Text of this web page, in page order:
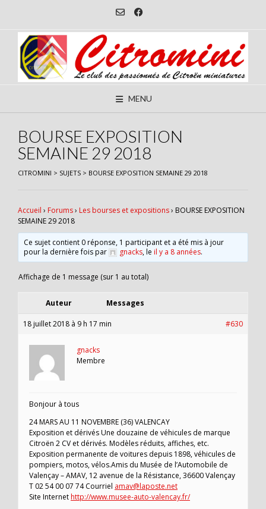
content
MENU
BOURSE EXPOSITION
SEMAINE 29 2018
CITROMINI > SUJETS > BOURSE EXPOSITION SEMAINE 29 2018
Accueil › Forums› Les bourses et expositions› BOURSE EXPOSITION
SEMAINE 29 2018
Ce sujet contient 0 réponse, 1 participant et a été mis à jour
pour la dernière fois par
gnacks, leil y a 8 années.
Affichage de 1 message (sur 1 au total)
Auteur Messages
18 juillet 2018 à 9 h 17 min #630
gnacks
Membre
Bonjour à tous
24 MARS AU 11 NOVEMBRE (36) VALENCAY
Exposition et dérivés Une douzaine de véhicules de marque
Citroën 2 CV et dérivés. Modèles réduits, affiches, etc.
Exposition permanente de voitures depuis 1898, véhicules de
pompiers, motos, vélos.Amis du Musée de l’Automobile de
Valençay – AMAV, 12 avenue de la Résistance, 36600 Valençay
T 02 54 00 07 74 Courriel amav@laposte.net
Site Internethttp://www.musee-auto-valencay.fr/